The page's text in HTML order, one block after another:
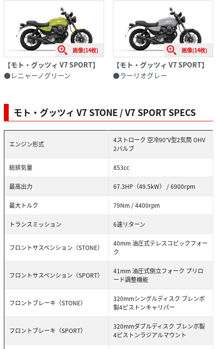
画像(14枚)
【モト・グッツィ V7 SPORT】
●レニャーノグリーン
画像(14枚)
【モト・グッツィ V7 SPORT】
●ラーリオグレー
モト・グッツィ V7 STONE / V7 SPORT SPECS
エンジン形式
4ストローク 空冷90°V型2気筒 OHV
2バルブ
総排気量 853cc
最高出力 67.3HP（49.5kW） / 6900rpm
最大トルク 79Nm / 4400rpm
トランスミッション 6速リターン
フロントサスペンション（STONE）
40mm 油圧式テレスコピックフォー
ク
フロントサスペンション（SPORT）
41mm 油圧式倒立フォーク プリロ
ード調整機能
フロントブレーキ（STONE）
320mmシングルディスク ブレンボ
製4ピストンキャリパー
フロントブレーキ（SPORT）
320mmダブルディスク ブレンボ製
4ピストンラジアルマウント